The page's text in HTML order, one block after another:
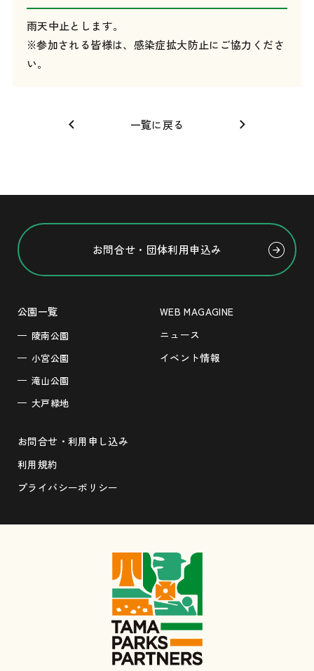
雨天中止とします。
※参加される皆様は、感染症拡大防止にご協力くださ
い。
一覧に戻る
お問合せ・団体利用申込み
公園一覧
陵南公園
小宮公園
滝山公園
大戸緑地
WEB MAGAGINE
ニュース
イベント情報
お問合せ・利用申し込み
利用規約
プライバシーポリシー